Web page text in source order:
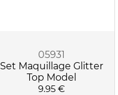
05931
Set Maquillage Glitter
Top Model
9.95 €